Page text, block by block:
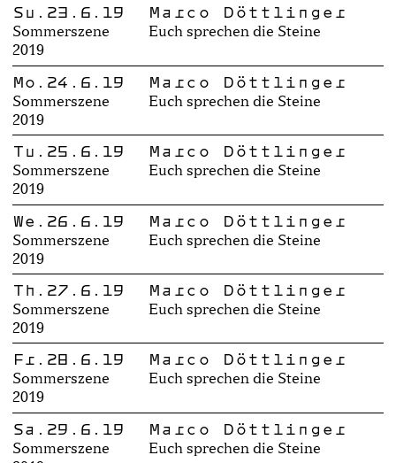
Su.23.6.19
Sommerszene
2019
Marco Döttlinger
Euch sprechen die Steine
Mo.24.6.19
Sommerszene
2019
Marco Döttlinger
Euch sprechen die Steine
Tu.25.6.19
Sommerszene
2019
Marco Döttlinger
Euch sprechen die Steine
We.26.6.19
Sommerszene
2019
Marco Döttlinger
Euch sprechen die Steine
Th.27.6.19
Sommerszene
2019
Marco Döttlinger
Euch sprechen die Steine
Fr.28.6.19
Sommerszene
2019
Marco Döttlinger
Euch sprechen die Steine
Sa.29.6.19
Sommerszene
Marco Döttlinger
Euch sprechen die Steine